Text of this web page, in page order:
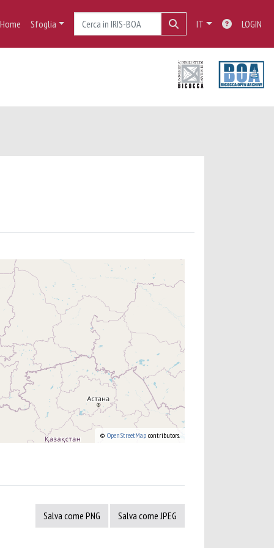
Home Sfoglia IT LOGIN
© OpenStreetMap contributors.
Salva come PNG Salva come JPEG